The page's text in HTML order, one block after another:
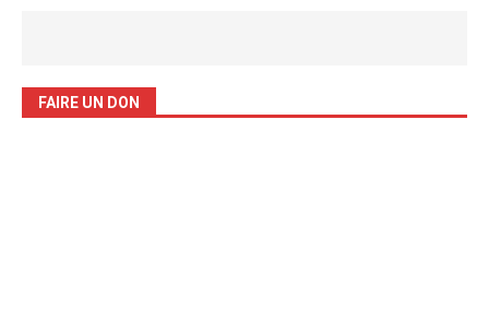
FAIRE UN DON